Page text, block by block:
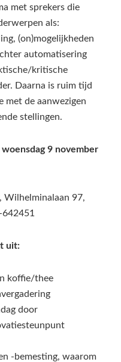
met sprekers die
als:
(on)mogelijkheden
automatisering
kritische
Daarna is ruim tijd
met de aanwezigen
stellingen.
9 november
Wilhelminalaan 97,
uit:
koffie/thee
door
-bemesting, waarom